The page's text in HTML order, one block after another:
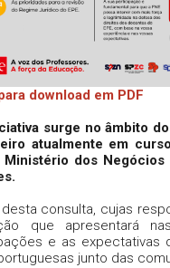
download em PDF
surge no âmbito
atualmente em
dos Negócios
consulta, cujas
que apresentará
e as expectativas
junto das